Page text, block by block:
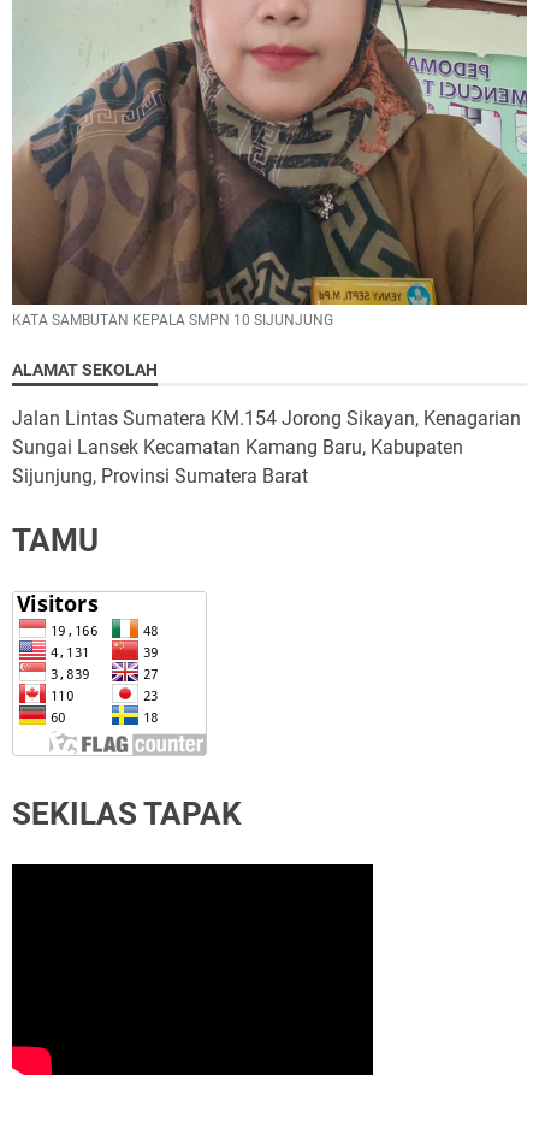
KATA SAMBUTAN KEPALA SMPN 10 SIJUNJUNG
ALAMAT SEKOLAH
Jalan Lintas Sumatera KM.154 Jorong Sikayan, Kenagarian
Sungai Lansek Kecamatan Kamang Baru, Kabupaten
Sijunjung, Provinsi Sumatera Barat
TAMU
SEKILAS TAPAK